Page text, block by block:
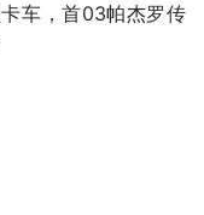
车，首03帕杰罗传